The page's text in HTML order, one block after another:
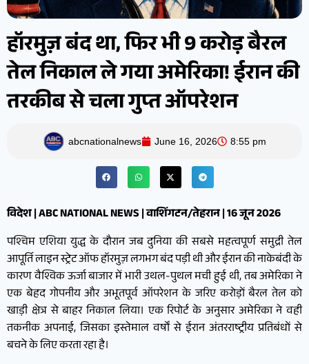
हॉरमुज़ बंद था, फिर भी 9 करोड़ बैरल
तेल निकाल ले गया अमेरिका! ईरान की
तरकीब से चला गुप्त ऑपरेशन
abcnationalnews June 16, 2026 8:55 pm
विदेश | ABC NATIONAL NEWS | वाशिंगटन/तेहरान | 16 जून 2026
पश्चिम एशिया युद्ध के दौरान जब दुनिया की सबसे महत्वपूर्ण समुद्री तेल
आपूर्ति लाइन स्ट्रेट ऑफ हॉरमुज़ लगभग बंद पड़ी थी और ईरान की नाकेबंदी के
कारण वैश्विक ऊर्जा बाजार में भारी उथल-पुथल मची हुई थी, तब अमेरिका ने
एक बेहद गोपनीय और अभूतपूर्व ऑपरेशन के जरिए करोड़ों बैरल तेल को
खाड़ी क्षेत्र से बाहर निकाल लिया। एक रिपोर्ट के अनुसार अमेरिका ने वही
तकनीक अपनाई, जिसका इस्तेमाल वर्षों से ईरान अंतरराष्ट्रीय प्रतिबंधों से
बचने के लिए करता रहा है।